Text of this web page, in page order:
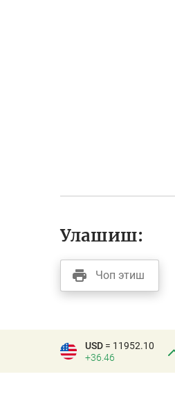
Улашиш:
Чоп этиш
USD = 11952.10
+36.46